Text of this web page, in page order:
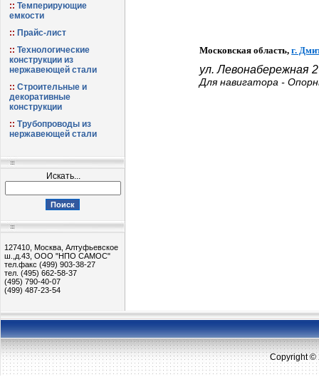
Темперирующие
емкости
Прайс-лист
Технологические
конструкции из
нержавеющей стали
Строительные и
декоративные
конструкции
Трубопроводы из
нержавеющей стали
Искать...
Поиск
127410, Москва, Алтуфьевское
ш.,д.43, ООО "НПО САМОС"
тел.факс (499) 903-38-27
тел. (495) 662-58-37
(495) 790-40-07
(499) 487-23-54
Московская область,г.
ул. Левонабережная
Для навигатора -
Copyright